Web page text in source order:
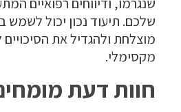
שלכם. תיעוד נכון יכול לשמש
מוצלחת ולהגדיל את הסיכויים
מקסימלי.
חוות דעת